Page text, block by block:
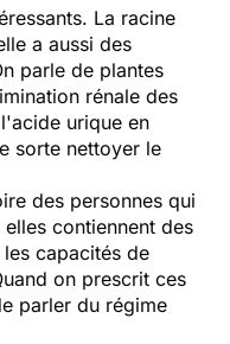
La racine
a aussi des
parle de plantes
rénale des
urique en
sorte nettoyer le
des personnes qui
contiennent des
capacités de
on prescrit ces
parler du régime